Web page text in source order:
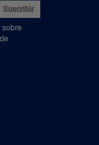
Suscribir